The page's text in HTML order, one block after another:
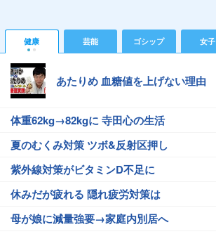
健康 芸能 ゴシップ 女子
あたりめ 血糖値を上げない理由
体重62kg→82kgに 寺田心の生活
夏のむくみ対策 ツボ&反射区押し
紫外線対策がビタミンD不足に
休みだが疲れる 隠れ疲労対策は
母が娘に減量強要→家庭内別居へ